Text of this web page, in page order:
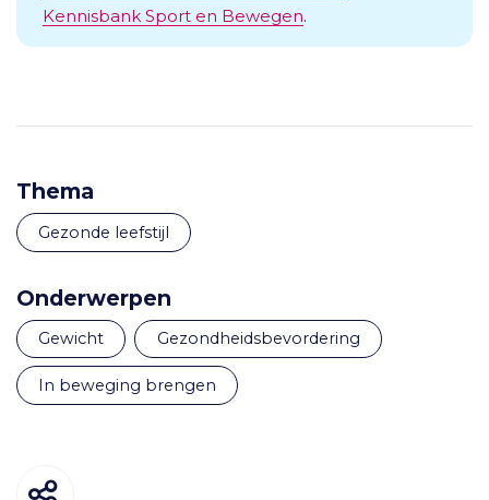
Kennisbank Sport en Bewegen.
Thema
Gezonde leefstijl
Onderwerpen
gewicht gezondheidsbevordering
in beweging brengen